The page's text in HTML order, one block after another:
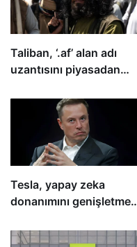
Taliban, ‘.af’ alan adı
uzantısını piyasadan
Tesla, yapay zeka
donanımını genişletmek
alacak